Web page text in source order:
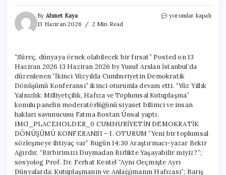
By Ahmet Kaya
13 Haziran 2026
2 Min Read
“Süreç,
fırsat”
için
yorumlar kapalı
“Süreç, dünyaya örnek olabilecek bir fırsat” Posted on 13
Haziran 2026 13 Haziran 2026 by Yusuf Arslan İstanbul’da
düzenlenen “İkinci Yüzyılda Cumhuriyetin Demokratik
Dönüşümü Konferansı” ikinci oturumla devam etti. “Yüz Yıllık
Yalnızlık: Milliyetçilik, Hafıza ve Toplumsal Kutuplaşma”
konulu panelin moderatörlüğünü siyaset bilimci ve insan
hakları savunucusu Fatma Bostan Ünsal yaptı.
IMG_PLACEHOLDER_0 CUMHURİYETİN DEMOKRATİK
DÖNÜŞÜMÜ KONFERANSI – I. OTURUM “Yeni bir toplumsal
sözleşmeye ihtiyaç var” Bugün 14:30 Araştırmacı-yazar Bekir
Ağırdır, “Birbirimizi Duymadan Birlikte Yaşayabilir miyiz?”;
sosyolog Prof. Dr. Ferhat Kentel “Aynı Geçmişte Ayrı
Dünyalarda: Kutuplaşmanın ve Anla(ş)manın Hafızası”; Barış